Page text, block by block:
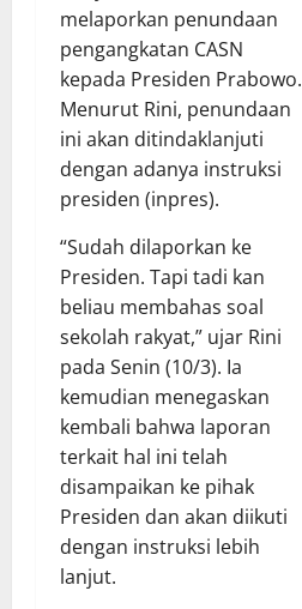
melaporkan penundaan
pengangkatan CASN
kepada Presiden Prabowo.
Menurut Rini, penundaan
ini akan ditindaklanjuti
dengan adanya instruksi
presiden (inpres).
“Sudah dilaporkan ke
Presiden. Tapi tadi kan
beliau membahas soal
sekolah rakyat,” ujar Rini
pada Senin (10/3). Ia
kemudian menegaskan
kembali bahwa laporan
terkait hal ini telah
disampaikan ke pihak
Presiden dan akan diikuti
dengan instruksi lebih
lanjut.